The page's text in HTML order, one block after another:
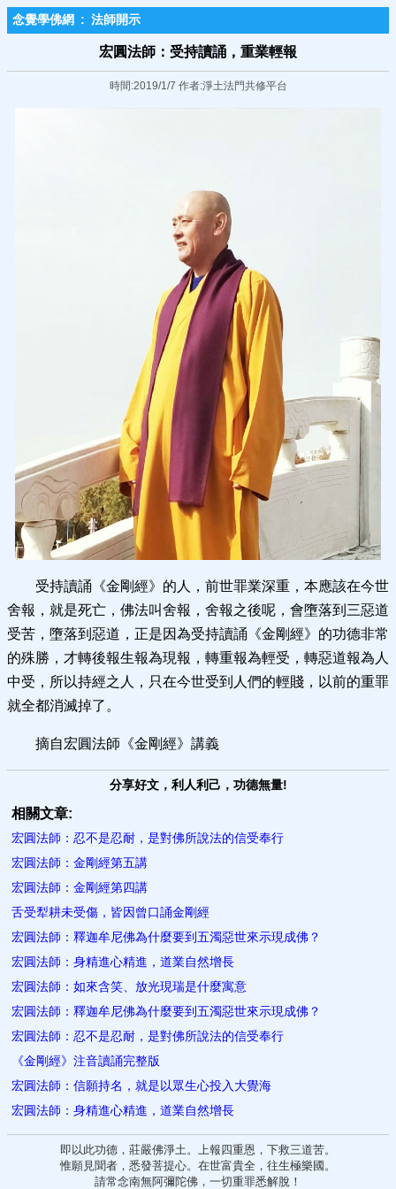
念覺學佛網 : 法師開示
宏圓法師：受持讀誦，重業輕報
時間:2019/1/7 作者:淨土法門共修平台
受持讀誦《金剛經》的人，前世罪業深重，本應該在今世
舍報，就是死亡，佛法叫舍報，舍報之後呢，會墮落到三惡道
受苦，墮落到惡道，正是因為受持讀誦《金剛經》的功德非常
的殊勝，才轉後報生報為現報，轉重報為輕受，轉惡道報為人
中受，所以持經之人，只在今世受到人們的輕賤，以前的重罪
就全都消滅掉了。
摘自宏圓法師《金剛經》講義
分享好文，利人利己，功德無量!
相關文章:
宏圓法師：忍不是忍耐，是對佛所說法的信受奉行
宏圓法師：金剛經第五講
宏圓法師：金剛經第四講
舌受犁耕未受傷，皆因曾口誦金剛經
宏圓法師：釋迦牟尼佛為什麼要到五濁惡世來示現成佛？
宏圓法師：身精進心精進，道業自然增長
宏圓法師：如來含笑、放光現瑞是什麼寓意
宏圓法師：釋迦牟尼佛為什麼要到五濁惡世來示現成佛？
宏圓法師：忍不是忍耐，是對佛所說法的信受奉行
《金剛經》注音讀誦完整版
宏圓法師：信願持名，就是以眾生心投入大覺海
宏圓法師：身精進心精進，道業自然增長
即以此功德，莊嚴佛淨土。上報四重恩，下救三道苦。
惟願見聞者，悉發菩提心。在世富貴全，往生極樂國。
請常念南無阿彌陀佛，一切重罪悉解脫！